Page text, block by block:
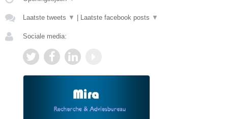
Laatste tweets ▼ Laatste facebook posts ▼
Sociale media: